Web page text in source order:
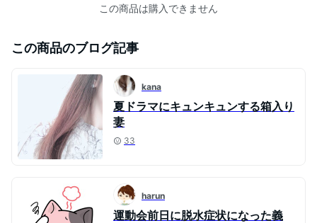
この商品は購入できません
この商品のブログ記事
kana
夏ドラマにキュンキュンする箱入り
妻
33
harun
運動会前日に脱水症状になった義